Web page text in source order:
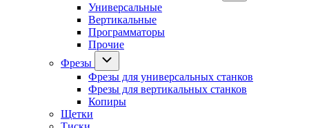
Универсальные
Вертикальные
Программаторы
Прочие
Фрезы
Фрезы для универсальных станков
Фрезы для вертикальных станков
Копиры
Щетки